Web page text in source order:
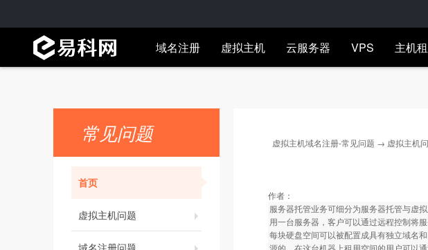
域名注册 虚拟主机
超G型主机
独享高级主机
ASP.NET主机
JAVA主机
云服务器 VPS 主机
常见问题
首页
虚拟主机问题
域名注册问题
虚拟主机域名注册-常见问题 → 虚拟主机
作者：
服务器托管业务可细分为服务器托管与虚
用一台服务器，客户可以通过远程控制将
每块硬盘空间可以被配置成具有独立域名
源的。在这台机器上租用空间的用户可以